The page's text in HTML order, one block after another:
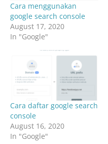
Cara menggunakan
google search console
August 17, 2020
In "Google"
Cara daftar google search
console
August 16, 2020
In "Google"